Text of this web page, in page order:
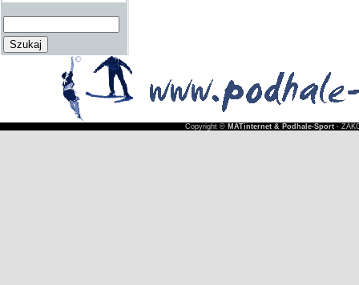
Copyright © MATinternet & Podhale-Sport-